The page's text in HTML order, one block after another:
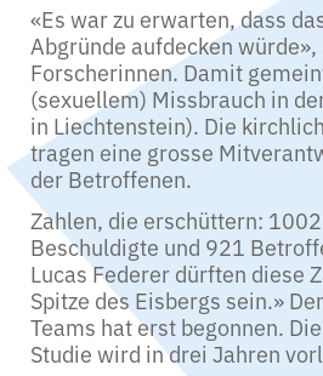
«Es war zu erwarten, dass
Abgründe aufdecken
Forscherinnen. Damit
(sexuellem) Missbrauch in
in Liechtenstein). Die
tragen eine grosse
der Betroffenen.
Zahlen, die erschüttern:
Beschuldigte und 921
Lucas Federer dürften diese
Spitze des Eisbergs sein.»
Teams hat erst begonnen.
Studie wird in drei Jahren